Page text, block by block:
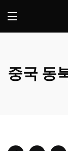
중국 동